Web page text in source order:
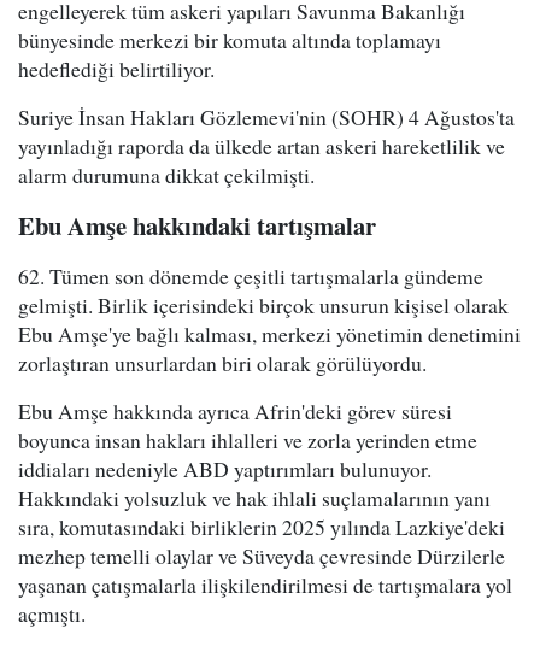
engelleyerek tüm askeri yapıları Savunma Bakanlığı
bünyesinde merkezi bir komuta altında toplamayı
hedeflediği belirtiliyor.
Suriye İnsan Hakları Gözlemevi'nin (SOHR) 4 Ağustos'ta
yayınladığı raporda da ülkede artan askeri hareketlilik ve
alarm durumuna dikkat çekilmişti.
Ebu Amşe hakkındaki tartışmalar
62. Tümen son dönemde çeşitli tartışmalarla gündeme
gelmişti. Birlik içerisindeki birçok unsurun kişisel olarak
Ebu Amşe'ye bağlı kalması, merkezi yönetimin denetimini
zorlaştıran unsurlardan biri olarak görülüyordu.
Ebu Amşe hakkında ayrıca Afrin'deki görev süresi
boyunca insan hakları ihlalleri ve zorla yerinden etme
iddiaları nedeniyle ABD yaptırımları bulunuyor.
Hakkındaki yolsuzluk ve hak ihlali suçlamalarının yanı
sıra, komutasındaki birliklerin 2025 yılında Lazkiye'deki
mezhep temelli olaylar ve Süveyda çevresinde Dürzilerle
yaşanan çatışmalarla ilişkilendirilmesi de tartışmalara yol
açmıştı.